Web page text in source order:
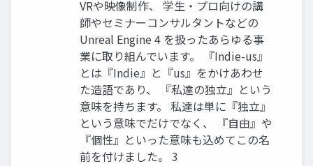
VRや映像制作、 学生・プロ向けの講
師やセミナーコンサルタントなどの
Unreal Engine 4 を扱ったあらゆる事
業に取り組んでいます。 『Indie-us』
とは『Indie』と『us』をかけあわせ
た造語であり、 『私達の独立』という
意味を持ちます。 私達は単に『独立』
という意味でだけでなく、 『自由』や
『個性』といった意味も込めてこの名
前を付けました。 3